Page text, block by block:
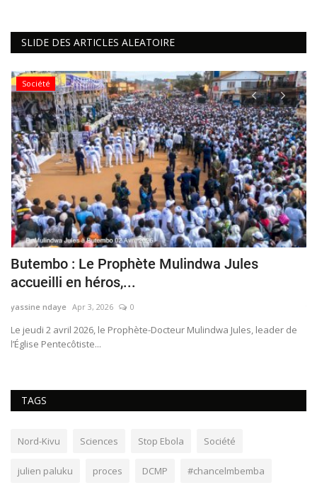
SLIDE DES ARTICLES ALEATOIRE
Société
Butembo : Le Prophète Mulindwa Jules
accueilli en héros,...
yassine ndaye Apr 3, 2026 0
Le jeudi 2 avril 2026, le Prophète-Docteur Mulindwa Jules, leader de
l’Église Pentecôtiste...
TAGS
Nord-Kivu Sciences Stop Ebola Société
julien paluku proces DCMP #chancelmbemba